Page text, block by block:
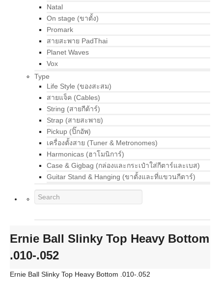
Natal
On stage (ขาตั้ง)
Promark
สายสะพาย PadThai
Planet Waves
Vox
Type
Life Style (ของสะสม)
สายแจ็ค (Cables)
String (สายกีต้าร์)
Strap (สายสะพาย)
Pickup (ปิ๊กอัพ)
เครื่องตั้งสาย (Tuner & Metronomes)
Harmonicas (ฮาโมนิการ์)
Case & Gigbag (กล่องและกระเป๋าใส่กีตาร์และเบส)
Guitar Stand & Hanging (ขาตั้งและที่แขวนกีตาร์)
Ernie Ball Slinky Top Heavy Bottom
.010-.052
Ernie Ball Slinky Top Heavy Bottom .010-.052